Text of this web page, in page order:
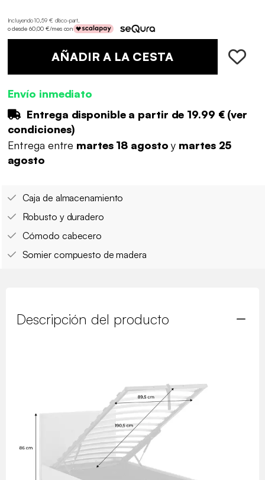
Incluyendo 10,59 € d'éco-part.
o desde 60,00 €/mes con
AÑADIR A LA CESTA
Envío inmediato
Entrega disponible a partir de 19.99 €(ver
condiciones)
Entrega entre martes 18 agostoy martes 25
agosto
Caja de almacenamiento
Robusto y duradero
Cómodo cabecero
Somier compuesto de madera
Descripción del producto